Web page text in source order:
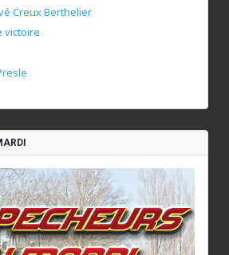
Creux Berthelier
victoire